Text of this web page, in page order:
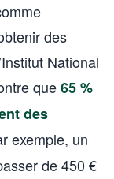
des
National
que65 %
des
exemple, un
de 450 €